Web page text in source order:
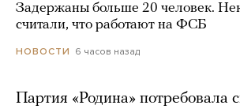
Задержаны больше 20 человек.
считали, что работают на ФСБ
НОВОСТИ 6 часов назад
Партия «Родина» потребовала